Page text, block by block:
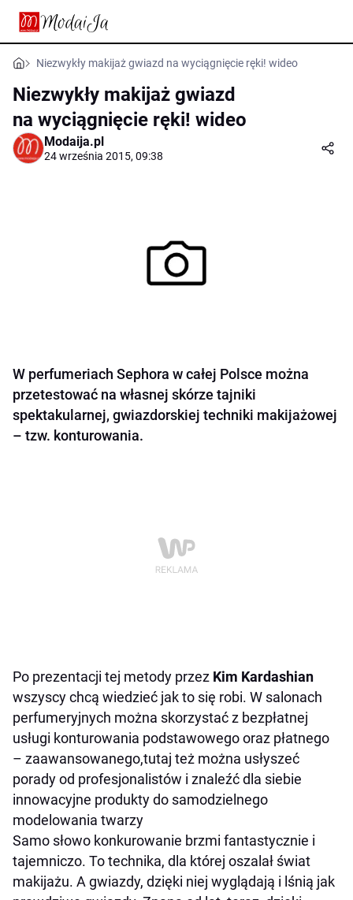
Niezwykły makijaż gwiazd na wyciągnięcie ręki! wideo
Niezwykły makijaż gwiazd
na wyciągnięcie ręki! wideo
Modaija.pl
24 września 2015, 09:38
W perfumeriach Sephora w całej Polsce można
przetestować na własnej skórze tajniki
spektakularnej, gwiazdorskiej techniki makijażowej
– tzw. konturowania.
Po prezentacji tej metody przez Kim Kardashian
wszyscy chcą wiedzieć jak to się robi. W salonach
perfumeryjnych można skorzystać z bezpłatnej
usługi konturowania podstawowego oraz płatnego
– zaawansowanego,tutaj też można usłyszeć
porady od profesjonalistów i znaleźć dla siebie
innowacyjne produkty do samodzielnego
modelowania twarzy
Samo słowo konkurowanie brzmi fantastycznie i
tajemniczo. To technika, dla której oszalał świat
makijażu. A gwiazdy, dzięki niej wyglądają i lśnią jak